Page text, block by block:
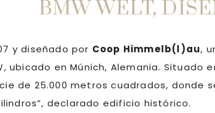
BMW WELT,
y diseñado por Coop Himmelb(l)au,
ubicado en Múnich, Alemania. Situado
de 25.000 metros cuadrados,
declarado edificio histórico.